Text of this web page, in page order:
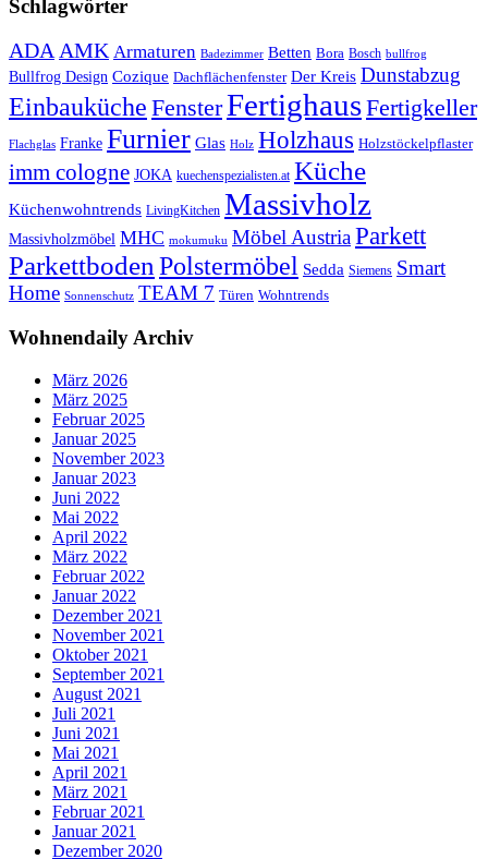
Schlagwörter
ADA AMK Armaturen Badezimmer Betten Bora Bosch bullfrog
Bullfrog Design Cozique Dachflächenfenster Der Kreis Dunstabzug
Einbauküche FensterFertighausFertigkeller
Flachglas Franke Furnier Glas Holz Holzhaus Holzstöckelpflaster
imm cologne JOKA kuechenspezialisten.at Küche
Küchenwohntrends LivingKitchen Massivholz
Massivholzmöbel MHC mokumuku Möbel AustriaParkett
Parkettboden Polstermöbel Sedda Siemens Smart
Home Sonnenschutz TEAM 7 Türen Wohntrends
Wohnendaily Archiv
März 2026
März 2025
Februar 2025
Januar 2025
November 2023
Januar 2023
Juni 2022
Mai 2022
April 2022
März 2022
Februar 2022
Januar 2022
Dezember 2021
November 2021
Oktober 2021
September 2021
August 2021
Juli 2021
Juni 2021
Mai 2021
April 2021
März 2021
Februar 2021
Januar 2021
Dezember 2020